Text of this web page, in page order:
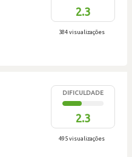
2.3
384 visualizações
DIFICULDADE
2.3
495 visualizações